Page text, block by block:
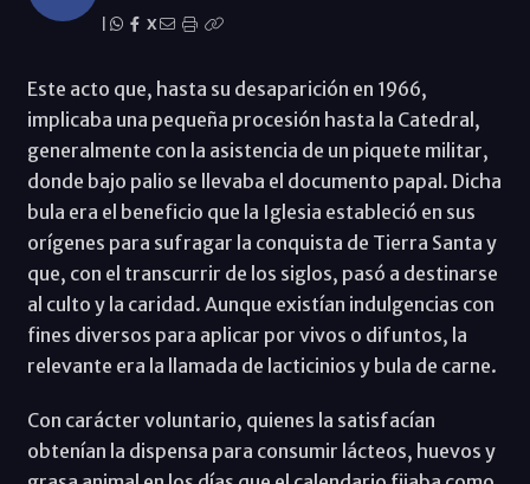
X
Este acto que, hasta su desaparición en 1966,
implicaba una pequeña procesión hasta la Catedral,
generalmente con la asistencia de un piquete militar,
donde bajo palio se llevaba el documento papal. Dicha
bula era el beneficio que la Iglesia estableció en sus
orígenes para sufragar la conquista de Tierra Santa y
que, con el transcurrir de los siglos, pasó a destinarse
al culto y la caridad. Aunque existían indulgencias con
fines diversos para aplicar por vivos o difuntos, la
relevante era la llamada de lacticinios y bula de carne.
Con carácter voluntario, quienes la satisfacían
obtenían la dispensa para consumir lácteos, huevos y